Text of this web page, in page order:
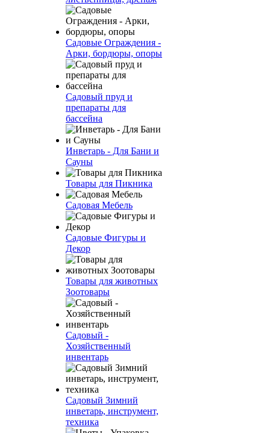
Садовые Ограждения -
Арки, бордюры, опоры
Садовый пруд и
препараты для
бассейна
Инветарь - Для Бани и
Сауны
Товары для Пикника
Садовая Мебель
Садовые Фигуры и
Декор
Товары для животных
Зоотовары
Садовый -
Хозяйственный
инвентарь
Садовый Зимний
инветарь, инструмент,
техника